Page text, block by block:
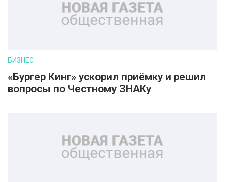
БИЗНЕС
«Бургер Кинг» ускорил приёмку и решил
вопросы по Честному ЗНАКу